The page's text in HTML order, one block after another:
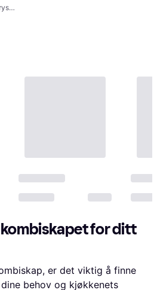
for ditt
er det viktig å finne
behov og kjøkkenets